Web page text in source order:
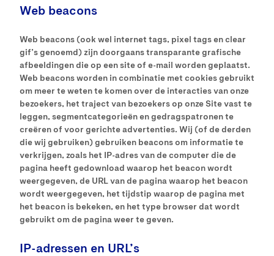
Web beacons
Web beacons (ook wel internet tags, pixel tags en clear
gif’s genoemd) zijn doorgaans transparante grafische
afbeeldingen die op een site of e-mail worden geplaatst.
Web beacons worden in combinatie met cookies gebruikt
om meer te weten te komen over de interacties van onze
bezoekers, het traject van bezoekers op onze Site vast te
leggen, segmentcategorieën en gedragspatronen te
creëren of voor gerichte advertenties. Wij (of de derden
die wij gebruiken) gebruiken beacons om informatie te
verkrijgen, zoals het IP-adres van de computer die de
pagina heeft gedownload waarop het beacon wordt
weergegeven, de URL van de pagina waarop het beacon
wordt weergegeven, het tijdstip waarop de pagina met
het beacon is bekeken, en het type browser dat wordt
gebruikt om de pagina weer te geven.
IP-adressen en URL’s